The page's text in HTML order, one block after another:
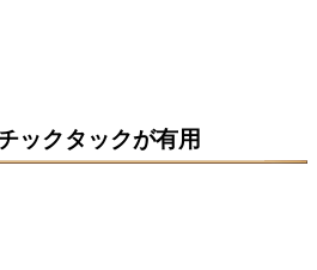
ックタックが有用